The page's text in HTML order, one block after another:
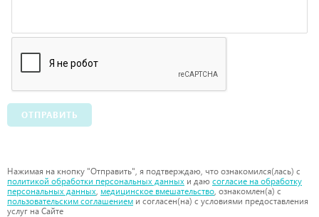
ОТПРАВИТЬ
Нажимая на кнопку "Отправить", я подтверждаю, что ознакомился(лась) с
политикой обработки персональных данных и даю согласие на обработку
персональных данных, медицинское вмешательство, ознакомлен(а) с
пользовательским соглашением и согласен(на) с условиями предоставления
услуг на Сайте